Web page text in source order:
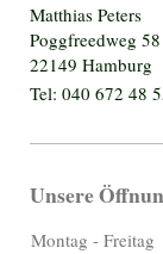
Matthias Peters
Poggfreedweg 58
22149 Hamburg
Tel: 040 672 48
Unsere
Montag - Freitag